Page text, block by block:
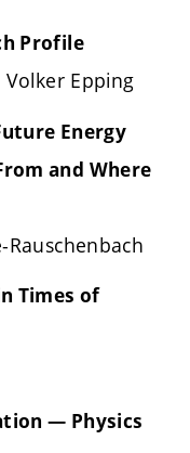
Profile
Epping
Energy
and Where
Times of
— Physics